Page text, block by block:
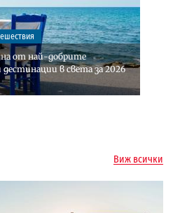
от най-добрите
дестинации в света за 2026
Виж всички